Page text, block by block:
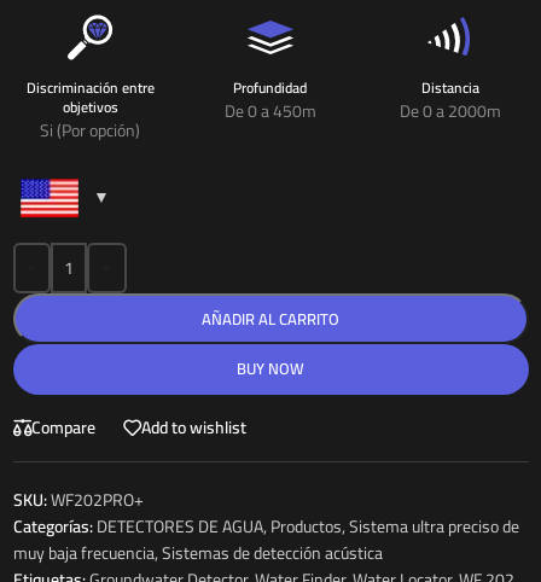
Discriminación entre
objetivos
Si (Por opción)
Profundidad
De 0 a 450m
Distancia
De 0 a 2000m
AÑADIR AL CARRITO
BUY NOW
Compare Add to wishlist
SKU:WF202PRO+
Categorías:DETECTORES DE AGUA,Productos,Sistema ultra preciso de
muy baja frecuencia,Sistemas de detección acústica